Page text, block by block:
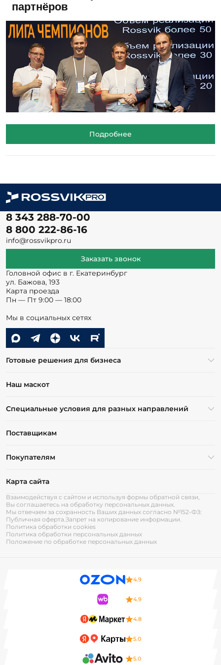
партнёров
Подробнее
8 343 288-70-00
8 800 222-86-16
info@rossvikpro.ru
Заказать звонок
Головной офис в г. Екатеринбург
ул. Бажова, 193
Карта проезда
Пн — Пт 9:00 — 18:00
Мы в социальных сетях
Готовые решения для бизнеса
Наш маскот
Специальные условия для разных направлений
Поставщикам
Покупателям
Карта сайта
Взаимодействуя с сайтом и используя формы обратной связи,
Вы соглашаетесь на обработку персональных данных.
Мы отвечаем за сохранность Ваших данных согласно №152-ФЗ:
Публичная оферта.Запрет на копирование информации.
Политика обработки cookies
Политика обработки персональных данных
Положение по обработке персональных данных
4.9
4.9
4.8
5.0
5.0